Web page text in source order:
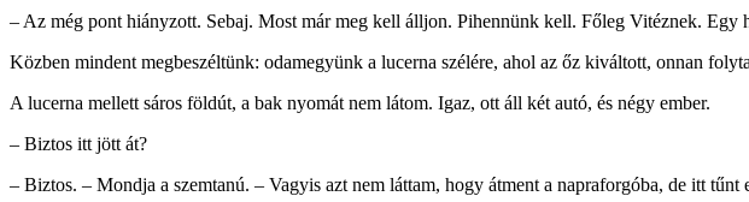
– Az még pont hiányzott. Sebaj. Most már meg kell álljon. Pihennünk kell. Főleg Vitéznek. Egy
Közben mindent megbeszéltünk: odamegyünk a lucerna szélére, ahol az őz kiváltott, onnan
A lucerna mellett sáros földút, a bak nyomát nem látom. Igaz, ott áll két autó, és négy ember.
– Biztos itt jött át?
– Biztos. – Mondja a szemtanú. – Vagyis azt nem láttam, hogy átment a napraforgóba, de itt tűnt